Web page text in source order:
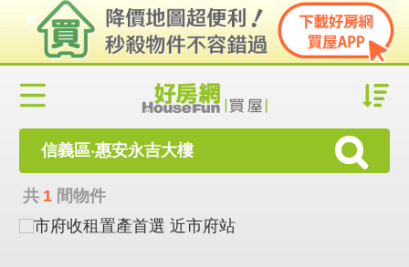
信義區‧惠安永吉大樓
共 1 間物件